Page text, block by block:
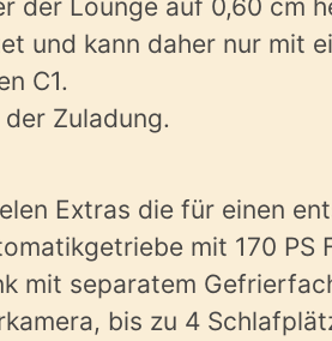
der Lounge auf 0,60 cm
und kann daher nur mit
C1.
Zuladung.
Extras die für einen
mit 170 PS
mit separatem
bis zu 4